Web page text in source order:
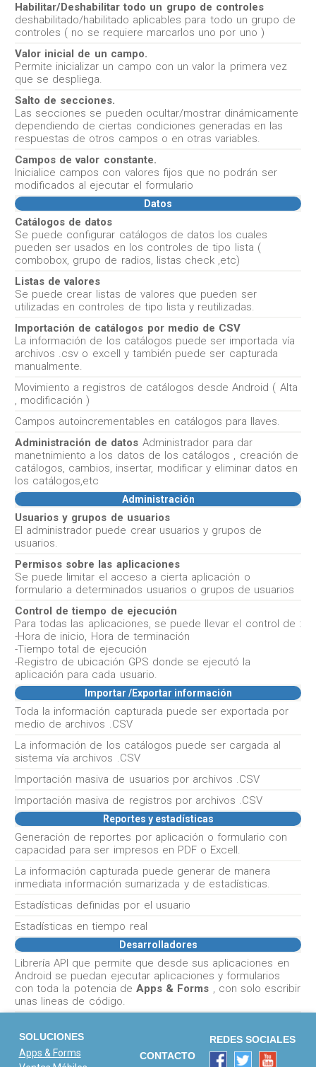
Habilitar/Deshabilitar todo un grupo de controles
deshabilitado/habilitado aplicables para todo un grupo de
controles ( no se requiere marcarlos uno por uno )
Valor inicial de un campo.
Permite inicializar un campo con un valor la primera vez
que se despliega.
Salto de secciones.
Las secciones se pueden ocultar/mostrar dinámicamente
dependiendo de ciertas condiciones generadas en las
respuestas de otros campos o en otras variables.
Campos de valor constante.
Inicialice campos con valores fijos que no podrán ser
modificados al ejecutar el formulario
Datos
Catálogos de datos
Se puede configurar catálogos de datos los cuales
pueden ser usados en los controles de tipo lista (
combobox, grupo de radios, listas check ,etc)
Listas de valores
Se puede crear listas de valores que pueden ser
utilizadas en controles de tipo lista y reutilizadas.
Importación de catálogos por medio de CSV
La información de los catálogos puede ser importada vía
archivos .csv o excell y también puede ser capturada
manualmente.
Movimiento a registros de catálogos desde Android ( Alta
, modificación )
Campos autoincrementables en catálogos para llaves.
Administración de datos Administrador para dar
manetnimiento a los datos de los catálogos , creación de
catálogos, cambios, insertar, modificar y eliminar datos en
los catálogos,etc
Administración
Usuarios y grupos de usuarios
El administrador puede crear usuarios y grupos de
usuarios.
Permisos sobre las aplicaciones
Se puede limitar el acceso a cierta aplicación o
formulario a determinados usuarios o grupos de usuarios
Control de tiempo de ejecución
Para todas las aplicaciones, se puede llevar el control de :
-Hora de inicio, Hora de terminación
-Tiempo total de ejecución
-Registro de ubicación GPS donde se ejecutó la
aplicación para cada usuario.
Importar /Exportar información
Toda la información capturada puede ser exportada por
medio de archivos .CSV
La información de los catálogos puede ser cargada al
sistema vía archivos .CSV
Importación masiva de usuarios por archivos .CSV
Importación masiva de registros por archivos .CSV
Reportes y estadísticas
Generación de reportes por aplicación o formulario con
capacidad para ser impresos en PDF o Excell.
La información capturada puede generar de manera
inmediata información sumarizada y de estadísticas.
Estadísticas definidas por el usuario
Estadísticas en tiempo real
Desarrolladores
Librería API que permite que desde sus aplicaciones en
Android se puedan ejecutar aplicaciones y formularios
con toda la potencia de Apps & Forms , con solo escribir
unas lineas de código.
SOLUCIONES
Apps & Forms
CONTACTO
REDES SOCIALES